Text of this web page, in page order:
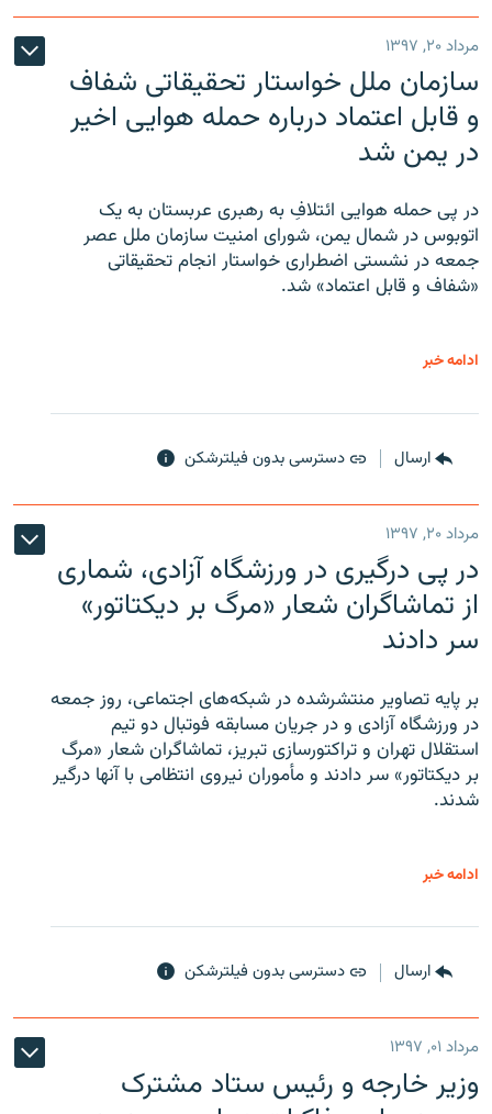
مرداد ۲۰, ۱۳۹۷
سازمان ملل خواستار تحقیقاتی شفاف
و قابل اعتماد درباره حمله هوایی اخیر
در یمن شد
در پی حمله هوایی ائتلافِ به رهبری عربستان به یک
اتوبوس در شمال یمن، شورای امنیت سازمان ملل عصر
جمعه در نشستی اضطراری خواستار انجام تحقیقاتی
«شفاف و قابل اعتماد» شد.
ادامه خبر
ارسال دسترسی بدون فیلترشکن
مرداد ۲۰, ۱۳۹۷
در پی درگیری در ورزشگاه آزادی، شماری
از تماشاگران شعار «مرگ بر دیکتاتور»
سر دادند
بر پایه تصاویر منتشرشده در شبکه‌های اجتماعی، روز جمعه
در ورزشگاه آزادی و در جریان مسابقه فوتبال دو تیم
استقلال تهران و تراکتورسازی تبریز، تماشاگران شعار «مرگ
بر دیکتاتور» سر دادند و مأموران نیروی انتظامی با آنها درگیر
شدند.
ادامه خبر
ارسال دسترسی بدون فیلترشکن
مرداد ۰۱, ۱۳۹۷
وزیر خارجه و رئیس‌ ستاد مشترک